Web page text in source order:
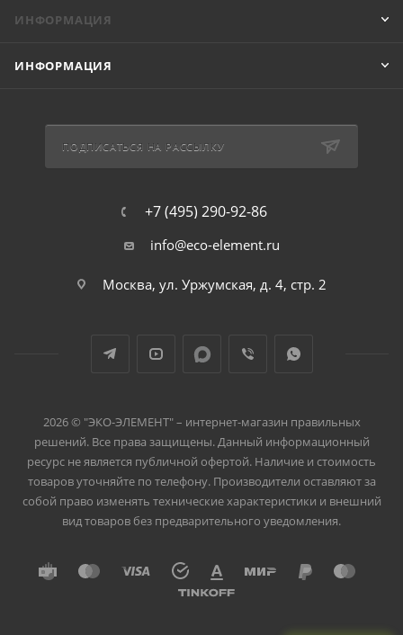
ИНФОРМАЦИЯ
ИНФОРМАЦИЯ
ПОДПИСАТЬСЯ НА РАССЫЛКУ
+7 (495) 290-92-86
info@eco-element.ru
Москва, ул. Уржумская, д. 4, стр. 2
2026 © "ЭКО-ЭЛЕМЕНТ" – интернет-магазин правильных
решений. Все права защищены. Данный информационный
ресурс не является публичной офертой. Наличие и стоимость
товаров уточняйте по телефону. Производители оставляют за
собой право изменять технические характеристики и внешний
вид товаров без предварительного уведомления.